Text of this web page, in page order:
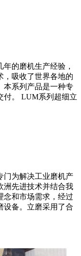
的磨机生产经验，
，吸收了世界各地的
本系列产品是一种专
付。 LUM系列超细立
门为解决工业磨机产
洲先进技术并结合我
念和市场需求，经过
设备。立磨采用了合